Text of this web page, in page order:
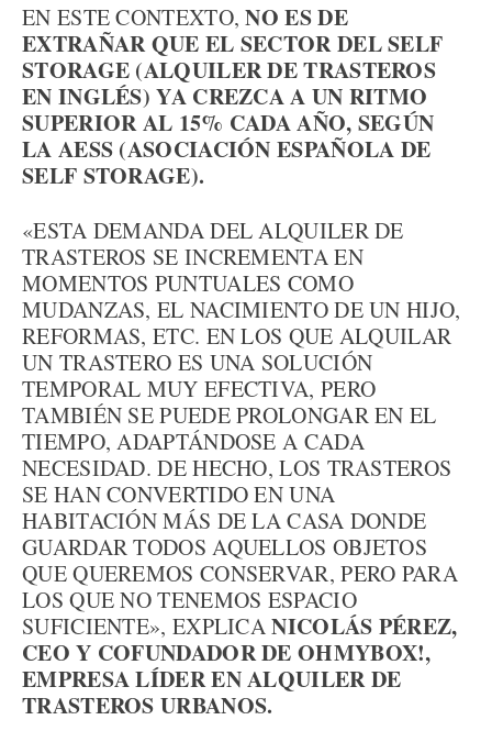
EN ESTE CONTEXTO, NO ES DE
EXTRAÑAR QUE EL SECTOR DEL SELF
STORAGE (ALQUILER DE TRASTEROS
EN INGLÉS) YA CREZCA A UN RITMO
SUPERIOR AL 15% CADA AÑO, SEGÚN
LA AESS (ASOCIACIÓN ESPAÑOLA DE
SELF STORAGE).
«ESTA DEMANDA DEL ALQUILER DE
TRASTEROS SE INCREMENTA EN
MOMENTOS PUNTUALES COMO
MUDANZAS, EL NACIMIENTO DE UN HIJO,
REFORMAS, ETC. EN LOS QUE ALQUILAR
UN TRASTERO ES UNA SOLUCIÓN
TEMPORAL MUY EFECTIVA, PERO
TAMBIÉN SE PUEDE PROLONGAR EN EL
TIEMPO, ADAPTÁNDOSE A CADA
NECESIDAD. DE HECHO, LOS TRASTEROS
SE HAN CONVERTIDO EN UNA
HABITACIÓN MÁS DE LA CASA DONDE
GUARDAR TODOS AQUELLOS OBJETOS
QUE QUEREMOS CONSERVAR, PERO PARA
LOS QUE NO TENEMOS ESPACIO
SUFICIENTE», EXPLICANICOLÁS PÉREZ,
CEO Y COFUNDADOR DE OHMYBOX!,
EMPRESA LÍDER EN ALQUILER DE
TRASTEROS URBANOS.